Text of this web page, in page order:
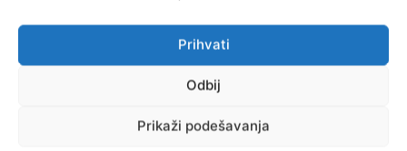
Prihvati
Odbij
Prikaži podešavanja
jer su u hrani nađeni Escherichije coli, plijesni, stafilokok.
Rezultati sugeriraju kako u sistemu toploteka u najmanju ruku